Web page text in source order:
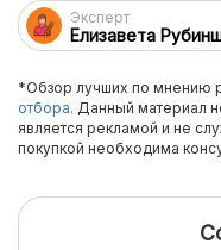
Эксперт
Елизавета
*Обзор лучших по мнению
отбора. Данный материал
является рекламой и не
покупкой необходима